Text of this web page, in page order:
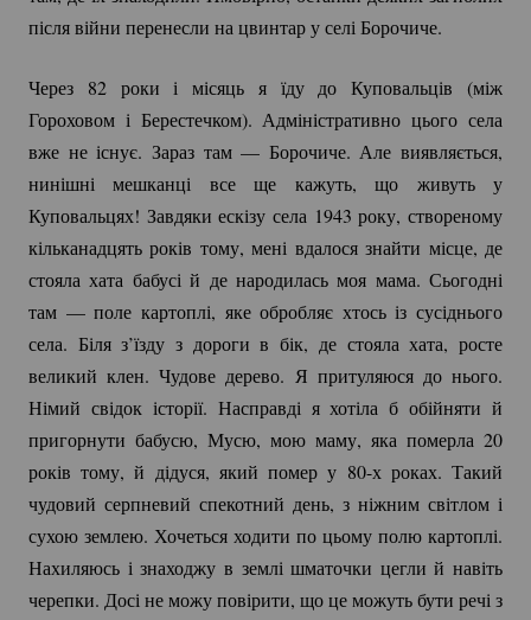
після війни перенесли на цвинтар у селі Борочиче.
Через 82 роки і місяць я їду до Куповальців (між
Гороховом і Берестечком). Адміністративно цього села
вже не існує. Зараз там — Борочиче. Але виявляється,
нинішні мешканці все ще кажуть, що живуть у
Куповальцях! Завдяки ескізу села 1943 року, створеному
кільканадцять років тому, мені вдалося знайти місце, де
стояла хата бабусі й де народилась моя мама. Сьогодні
там — поле картоплі, яке обробляє хтось із сусіднього
села. Біля з’їзду з дороги в бік, де стояла хата, росте
великий клен. Чудове дерево. Я притуляюся до нього.
Німий свідок історії. Насправді я хотіла б обійняти й
пригорнути бабусю, Мусю, мою маму, яка померла 20
років тому, й дідуся, який помер у 80-х роках. Такий
чудовий серпневий спекотний день, з ніжним світлом і
сухою землею. Хочеться ходити по цьому полю картоплі.
Нахиляюсь і знаходжу в землі шматочки цегли й навіть
черепки. Досі не можу повірити, що це можуть бути речі з